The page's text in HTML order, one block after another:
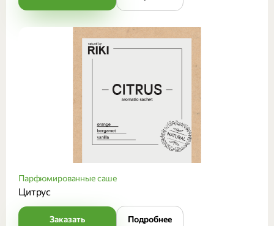
Парфюмированные саше
Цитрус
Заказать Подробнее